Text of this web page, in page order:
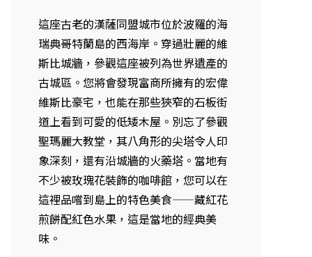
這座古老的漢薩同盟城市位於波羅的海
瑞典哥特蘭島的西海岸。穿過壯麗的維
斯比城牆，參觀這座被列為世界遺產的
古城區。您將會發現富商所擁有的宏偉
維斯比豪宅，也能在那些狹窄的石板街
道上看到可愛的低矮木屋。別忘了參觀
聖瑪麗大教堂，其八角形的尖塔令人印
象深刻，還有沿城牆的火藥塔。當地有
不少被玫瑰花裝飾的咖啡館，您可以在
這裡品嚐到島上的特色美食——藏紅花
煎餅配紅色水果，這是當地的經典美
味。